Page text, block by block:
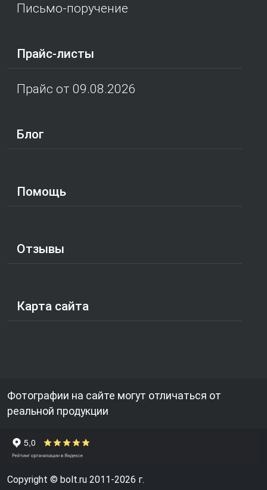
Письмо-поручение
Прайс-листы
Прайс от 09.08.2026
Блог
Помощь
Отзывы
Карта сайта
Фотографии на сайте могут отличаться от
реальной продукции
Copyright © bolt.ru 2011-2026 г.